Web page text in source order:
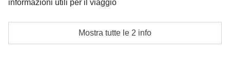
assume responsabilità
informazioni utili per il viaggio
Camera condivisa con altri partecipanti in hotel o
appartamento
Mostra tutte le 2 info